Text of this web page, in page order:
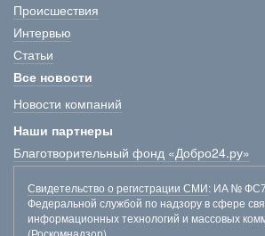
Происшествия
Интервью
Статьи
Все новости
Новости компаний
Наши партнеры
Благотворительный фонд «Добро24.ру»
Свидетельство о регистрации СМИ: ИА №
Федеральной службой по надзору в сфере
информационных технологий и массовых
(Роскомнадзор).